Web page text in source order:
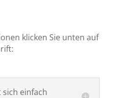
klicken Sie unten auf
einfach